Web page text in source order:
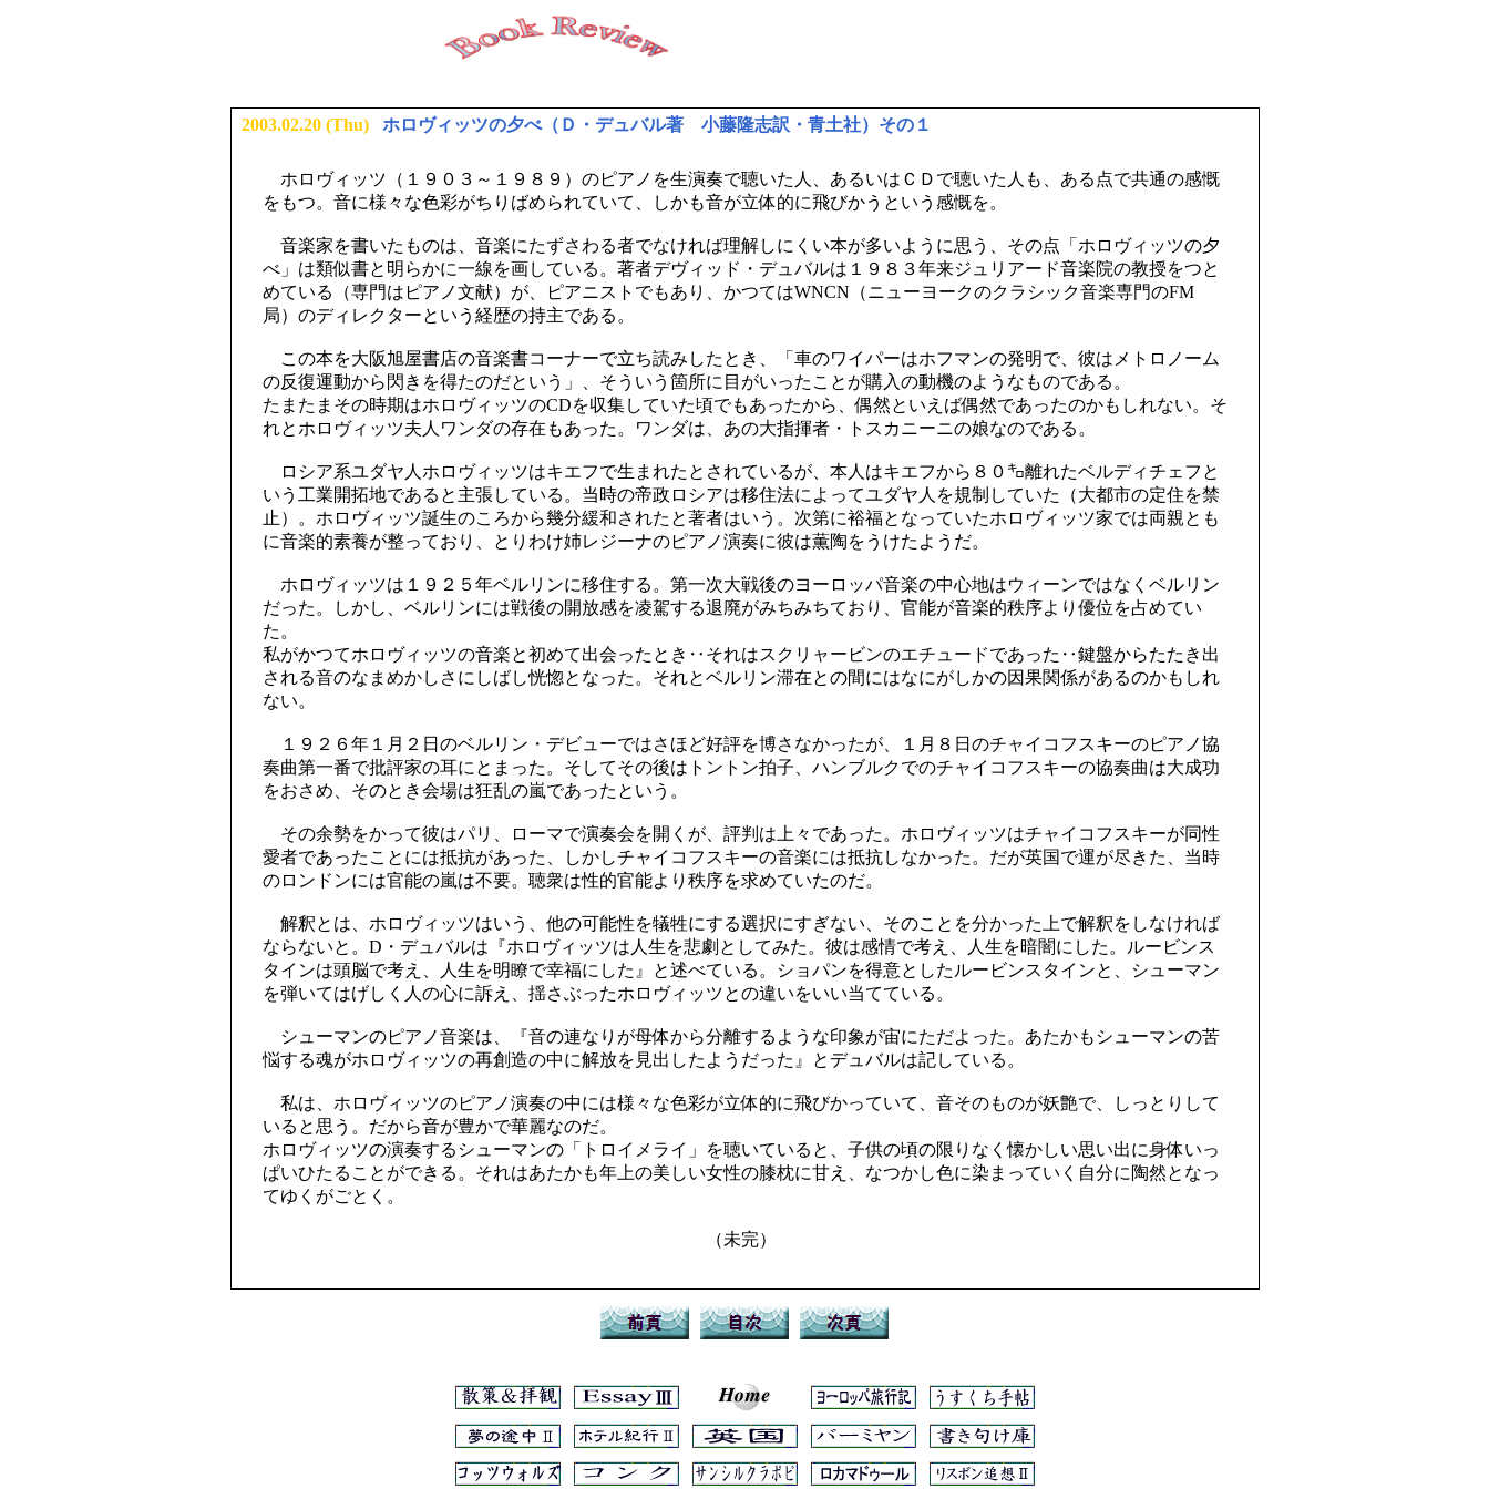
2003.02.20 (Thu) ホロヴィッツの夕べ（Ｄ・デュバル著 小藤隆志訳・青土社）その１
ホロヴィッツ（１９０３～１９８９）のピアノを生演奏で聴いた人、あるいはＣＤで聴いた人も、ある点で共通の感慨
をもつ。音に様々な色彩がちりばめられていて、しかも音が立体的に飛びかうという感慨を。
音楽家を書いたものは、音楽にたずさわる者でなければ理解しにくい本が多いように思う、その点「ホロヴィッツの夕
べ」は類似書と明らかに一線を画している。著者デヴィッド・デュバルは１９８３年来ジュリアード音楽院の教授をつと
めている（専門はピアノ文献）が、ピアニストでもあり、かつてはWNCN（ニューヨークのクラシック音楽専門のFM
局）のディレクターという経歴の持主である。
この本を大阪旭屋書店の音楽書コーナーで立ち読みしたとき、「車のワイパーはホフマンの発明で、彼はメトロノーム
の反復運動から閃きを得たのだという」、そういう箇所に目がいったことが購入の動機のようなものである。
たまたまその時期はホロヴィッツのCDを収集していた頃でもあったから、偶然といえば偶然であったのかもしれない。そ
れとホロヴィッツ夫人ワンダの存在もあった。ワンダは、あの大指揮者・トスカニーニの娘なのである。
ロシア系ユダヤ人ホロヴィッツはキエフで生まれたとされているが、本人はキエフから８０㌔離れたベルディチェフと
いう工業開拓地であると主張している。当時の帝政ロシアは移住法によってユダヤ人を規制していた（大都市の定住を禁
止）。ホロヴィッツ誕生のころから幾分緩和されたと著者はいう。次第に裕福となっていたホロヴィッツ家では両親とも
に音楽的素養が整っており、とりわけ姉レジーナのピアノ演奏に彼は薫陶をうけたようだ。
ホロヴィッツは１９２５年ベルリンに移住する。第一次大戦後のヨーロッパ音楽の中心地はウィーンではなくベルリン
だった。しかし、ベルリンには戦後の開放感を凌駕する退廃がみちみちており、官能が音楽的秩序より優位を占めてい
た。
私がかつてホロヴィッツの音楽と初めて出会ったとき‥それはスクリャービンのエチュードであった‥鍵盤からたたき出
される音のなまめかしさにしばし恍惚となった。それとベルリン滞在との間にはなにがしかの因果関係があるのかもしれ
ない。
１９２６年１月２日のベルリン・デビューではさほど好評を博さなかったが、１月８日のチャイコフスキーのピアノ協
奏曲第一番で批評家の耳にとまった。そしてその後はトントン拍子、ハンブルクでのチャイコフスキーの協奏曲は大成功
をおさめ、そのとき会場は狂乱の嵐であったという。
その余勢をかって彼はパリ、ローマで演奏会を開くが、評判は上々であった。ホロヴィッツはチャイコフスキーが同性
愛者であったことには抵抗があった、しかしチャイコフスキーの音楽には抵抗しなかった。だが英国で運が尽きた、当時
のロンドンには官能の嵐は不要。聴衆は性的官能より秩序を求めていたのだ。
解釈とは、ホロヴィッツはいう、他の可能性を犠牲にする選択にすぎない、そのことを分かった上で解釈をしなければ
ならないと。D・デュバルは『ホロヴィッツは人生を悲劇としてみた。彼は感情で考え、人生を暗闇にした。ルービンス
タインは頭脳で考え、人生を明瞭で幸福にした』と述べている。ショパンを得意としたルービンスタインと、シューマン
を弾いてはげしく人の心に訴え、揺さぶったホロヴィッツとの違いをいい当てている。
シューマンのピアノ音楽は、『音の連なりが母体から分離するような印象が宙にただよった。あたかもシューマンの苦
悩する魂がホロヴィッツの再創造の中に解放を見出したようだった』とデュバルは記している。
私は、ホロヴィッツのピアノ演奏の中には様々な色彩が立体的に飛びかっていて、音そのものが妖艶で、しっとりして
いると思う。だから音が豊かで華麗なのだ。
ホロヴィッツの演奏するシューマンの「トロイメライ」を聴いていると、子供の頃の限りなく懐かしい思い出に身体いっ
ぱいひたることができる。それはあたかも年上の美しい女性の膝枕に甘え、なつかし色に染まっていく自分に陶然となっ
てゆくがごとく。
（未完）